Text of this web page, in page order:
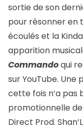
sortie de son
pour résonner en
écoulés et la
apparition
Commandoqui
sur YouTube.
cette fois n’a pas
promotionnelle
Direct Prod.